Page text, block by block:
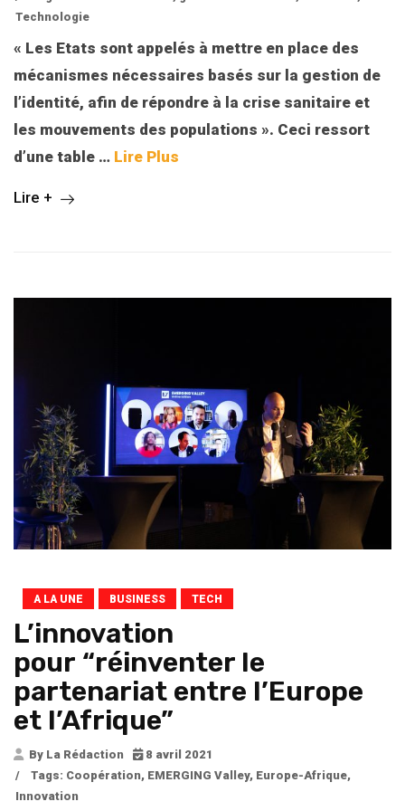
Technologie
« Les Etats sont appelés à mettre en place des
mécanismes nécessaires basés sur la gestion de
l’identité, afin de répondre à la crise sanitaire et
les mouvements des populations ». Ceci ressort
d’une table … Lire Plus
Lire +
A LA UNE BUSINESS TECH
L’innovation
pour “réinventer le
partenariat entre l’Europe
et l’Afrique”
By La Rédaction
8 avril 2021
/
Tags: Coopération, EMERGING Valley, Europe-Afrique,
Innovation